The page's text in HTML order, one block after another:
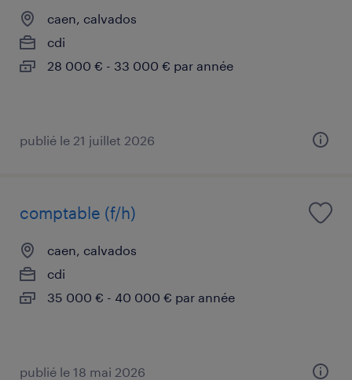
caen, calvados
cdi
28 000 € - 33 000 € par année
publié le 21 juillet 2026
comptable (f/h)
caen, calvados
cdi
35 000 € - 40 000 € par année
publié le 18 mai 2026